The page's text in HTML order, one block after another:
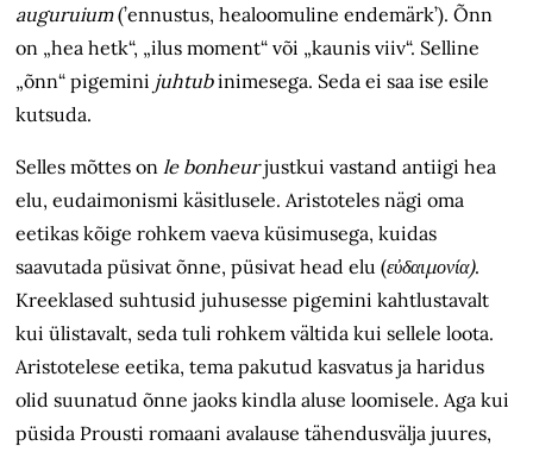
auguruium(’ennustus, healoomuline endemärk’). Õnn
on „hea hetk“, „ilus moment“ või „kaunis viiv“. Selline
„õnn“ pigemini juhtubinimesega. Seda ei saa ise esile
kutsuda.
Selles mõttes on le bonheurjustkui vastand antiigi hea
elu, eudaimonismi käsitlusele. Aristoteles nägi oma
eetikas kõige rohkem vaeva küsimusega, kuidas
saavutada püsivat õnne, püsivat head elu (εὐδαιµονία).
Kreeklased suhtusid juhusesse pigemini kahtlustavalt
kui ülistavalt, seda tuli rohkem vältida kui sellele loota.
Aristotelese eetika, tema pakutud kasvatus ja haridus
olid suunatud õnne jaoks kindla aluse loomisele. Aga kui
püsida Prousti romaani avalause tähendusvälja juures,